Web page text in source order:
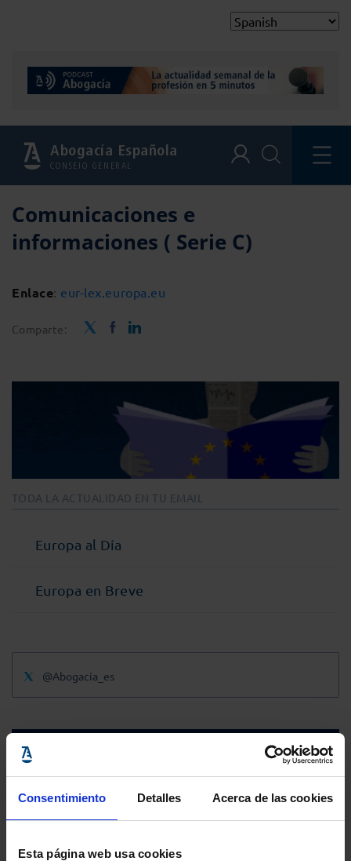
Consentimiento Detalles Acerca de las cookies
Esta página web usa cookies
Abogacía Española
CONSEJO GENERAL
Comunicaciones e
informaciones ( Serie C)
Enlace: eur-lex.europa.eu
Comparte:
TODA LA ACTUALIDAD EN TU EMAIL
Europa al Día
Europa en Breve
@Abogacia_es